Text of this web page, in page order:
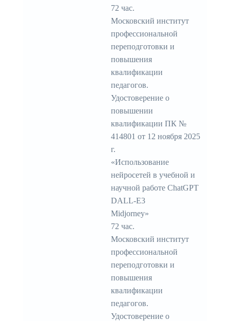
72 час.
Московский институт
профессиональной
переподготовки и
повышения
квалификации
педагогов.
Удостоверение о
повышении
квалификации ПК №
414801 от 12 ноября 2025
г.
«Использование
нейросетей в учебной и
научной работе ChatGPT
DALL-E3
Midjorney»
72 час.
Московский институт
профессиональной
переподготовки и
повышения
квалификации
педагогов.
Удостоверение о